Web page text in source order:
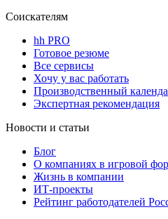
Соискателям
hh PRO
Готовое резюме
Все сервисы
Хочу у вас работать
Производственный
Экспертная рекомендация
Новости и статьи
Блог
О компаниях в игровой
Жизнь в компании
ИТ-проекты
Рейтинг работодателей